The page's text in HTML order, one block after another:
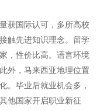
获国际认可，多所高校
触先进知识理念。留学
，性价比高。语言环境
外，马来西亚地理位置
。毕业后就业机会多，
他国家开启职业新征